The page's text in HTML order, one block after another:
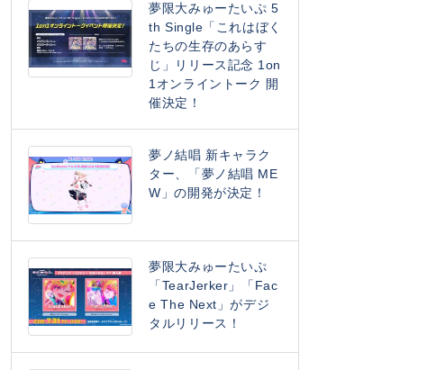
夢限大みゅーたいぷ 5
th Single「これはぼく
たちの生存のあらす
じ」リリース記念 1on
1オンライントーク 開
催決定！
夢ノ結唱 新キャラク
ター、「夢ノ結唱 ME
W」の開発が決定！
夢限大みゅーたいぷ
「TearJerker」「Fac
e The Next」がデジ
タルリリース！